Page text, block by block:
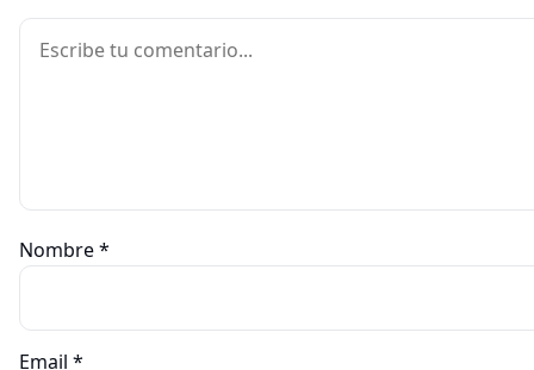
Comentario
Nombre*
Email *